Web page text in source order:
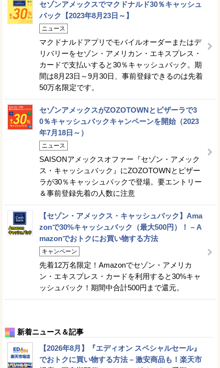
セゾンアメックスでマクドナルド30％キャッシュ
バック【2023年8月23日～】
ニュース
マクドナルドアプリでモバイルオーダーまたはデ
リバリーをセゾン・アメリカン・エキスプレス・
カードで支払いすると30％キャッシュバック。期
間は8月23日～9月30日、事前登録できるのは先着
50万名限定です。
セゾンアメックスがZOZOTOWNとピザーラで3
0％キャッシュバックキャンペーンを開始（2023
年7月18日～）
ニュース
SAISONアメックスオファー『セゾン・アメック
ス・キャッシュバック』にZOZOTOWNとピザー
ラが30％キャッシュバックで登場。要エントリー
＆事前登録先着の人数に注意
【セゾン・アメックス・キャッシュバック】Ama
zonで30%キャッシュバック（最大500円）！ – A
mazonでおトクにお買い物する方法
キャンペーン
先着12万名限定！Amazonでセゾン・アメリカ
ン・エキスプレス・カードを利用すると30%キャ
ッシュバック！期間中合計500円まで還元。
新着ニュース＆記事
【2026年8月】『エディオン スペシャルセール』
でおトクに買い物する方法 – 激安商品も！楽天市